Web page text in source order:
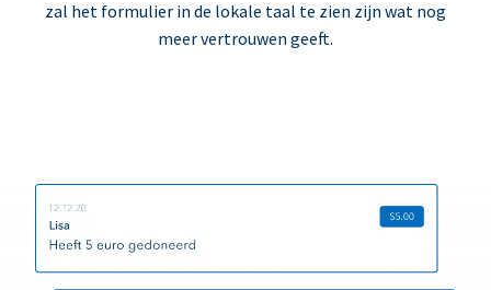
zal het formulier in de lokale taal te zien zijn wat nog
meer vertrouwen geeft.